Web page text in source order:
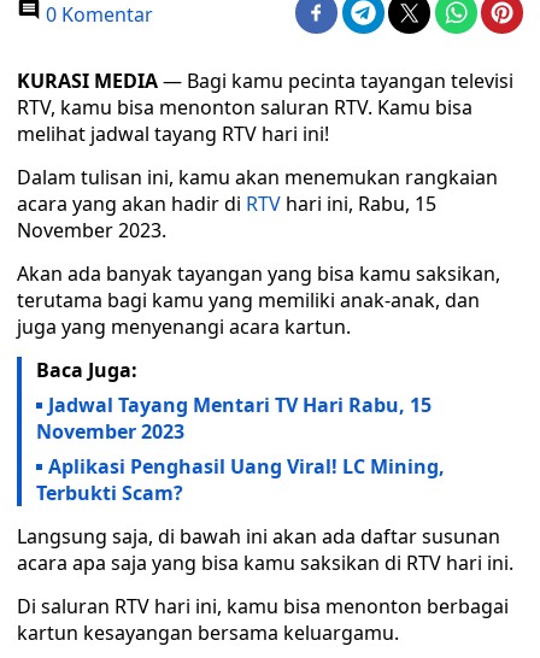
0 Komentar
KURASI MEDIA— Bagi kamu pecinta tayangan televisi
RTV, kamu bisa menonton saluran RTV. Kamu bisa
melihat jadwal tayang RTV hari ini!
Dalam tulisan ini, kamu akan menemukan rangkaian
acara yang akan hadir di RTV hari ini, Rabu, 15
November 2023.
Akan ada banyak tayangan yang bisa kamu saksikan,
terutama bagi kamu yang memiliki anak-anak, dan
juga yang menyenangi acara kartun.
Baca Juga:
Jadwal Tayang Mentari TV Hari Rabu, 15
November 2023
Aplikasi Penghasil Uang Viral! LC Mining,
Terbukti Scam?
Langsung saja, di bawah ini akan ada daftar susunan
acara apa saja yang bisa kamu saksikan di RTV hari ini.
Di saluran RTV hari ini, kamu bisa menonton berbagai
kartun kesayangan bersama keluargamu.